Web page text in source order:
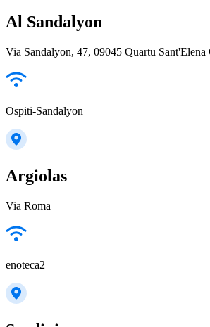
Al Sandalyon
Via Sandalyon, 47, 09045 Quartu
Ospiti-Sandalyon
Argiolas
Via Roma
enoteca2